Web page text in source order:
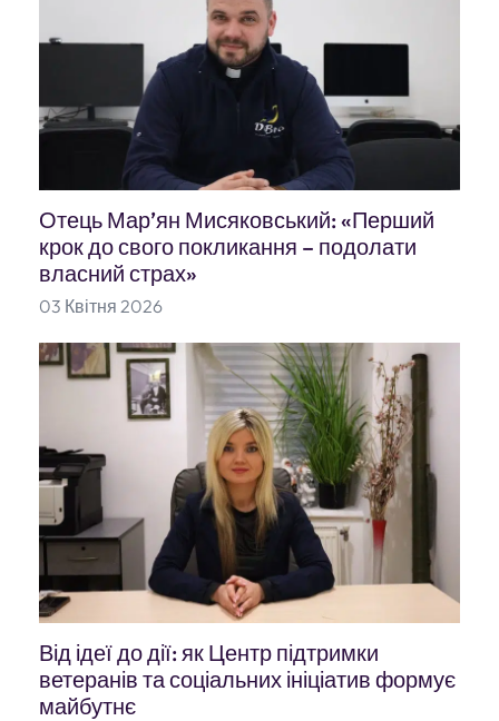
Отець Мар’ян Мисяковський: «Перший
крок до свого покликання – подолати
власний страх»
03 Квітня 2026
Від ідеї до дії: як Центр підтримки
ветеранів та соціальних ініціатив формує
майбутнє